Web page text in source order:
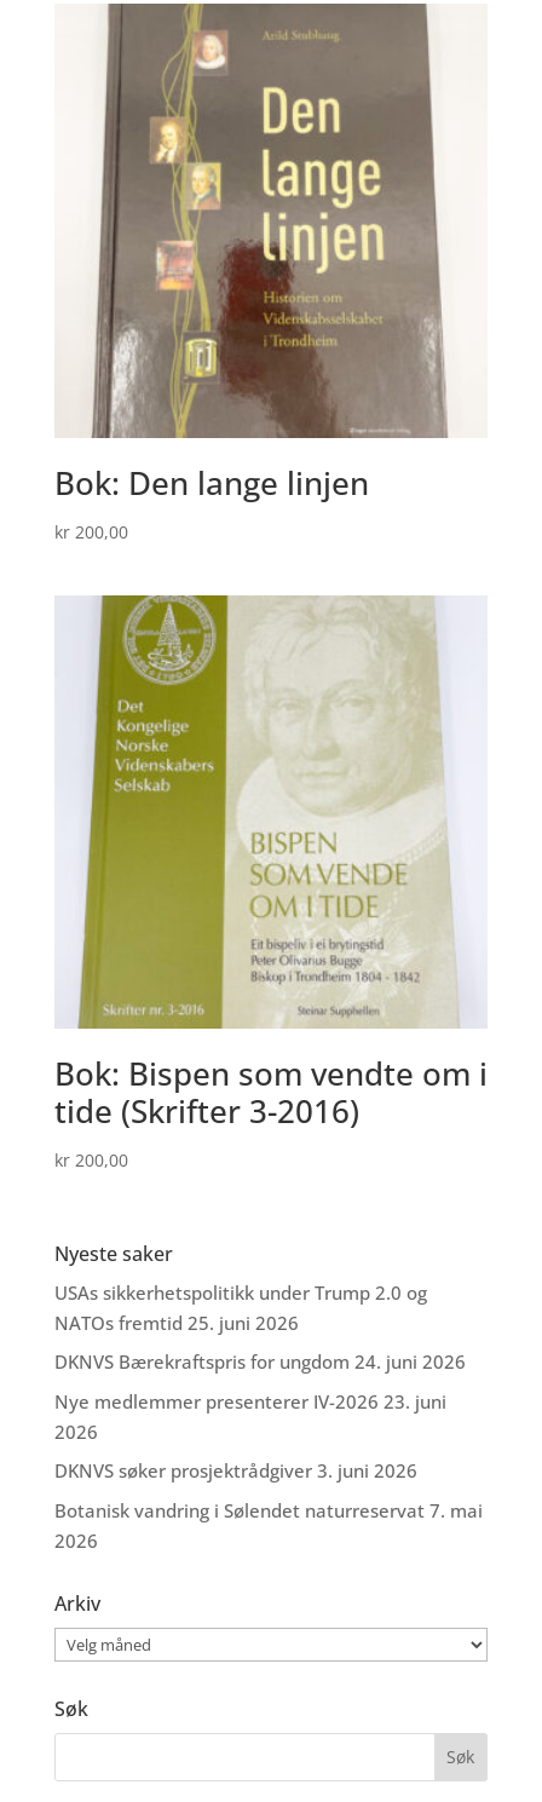
Bok: Den lange linjen
kr200,00
Bok: Bispen som vendte om i
tide (Skrifter 3-2016)
kr200,00
Nyeste saker
USAs sikkerhetspolitikk under Trump 2.0 og
NATOs fremtid 25. juni 2026
DKNVS Bærekraftspris for ungdom 24. juni 2026
Nye medlemmer presenterer IV-2026 23. juni
2026
DKNVS søker prosjektrådgiver 3. juni 2026
Botanisk vandring i Sølendet naturreservat 7. mai
2026
Arkiv
Arkiv
Søk